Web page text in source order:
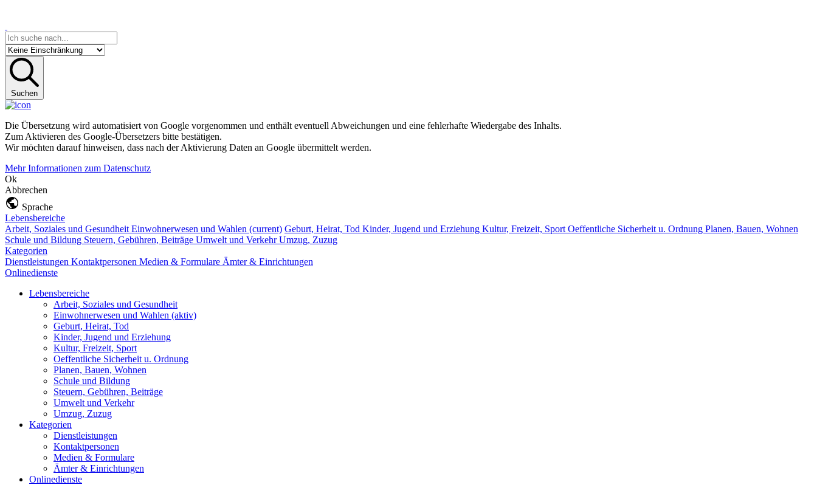
Suchen
Die Übersetzung wird automatisiert von Google vorgenommen und enthält eventuell Abweichungen und eine fehlerhafte Wiedergabe des Inhalts.
Zum Aktivieren des Google-Übersetzers bitte bestätigen.
Wir möchten darauf hinweisen, dass nach der Aktivierung Daten an Google übermittelt werden.
Mehr Informationen zum Datenschutz
Ok
Abbrechen
Sprache
Lebensbereiche
Arbeit, Soziales und Gesundheit Einwohnerwesen und Wahlen (current) Geburt, Heirat, Tod Kinder, Jugend und Erziehung Kultur, Freizeit, Sport Oeffentliche Sicherheit u. Ordnung Planen, Bauen, Wohnen
Schule und Bildung Steuern, Gebühren, Beiträge Umwelt und VerkehrUmzug, Zuzug
Kategorien
Dienstleistungen Kontaktpersonen Medien & Formulare Ämter & Einrichtungen
Onlinedienste
Lebensbereiche
Arbeit, Soziales und Gesundheit
Einwohnerwesen und Wahlen (aktiv)
Geburt, Heirat, Tod
Kinder, Jugend und Erziehung
Kultur, Freizeit, Sport
Oeffentliche Sicherheit u. Ordnung
Planen, Bauen, Wohnen
Schule und Bildung
Steuern, Gebühren, Beiträge
Umwelt und Verkehr
Umzug, Zuzug
Kategorien
Dienstleistungen
Kontaktpersonen
Medien & Formulare
Ämter & Einrichtungen
Onlinedienste